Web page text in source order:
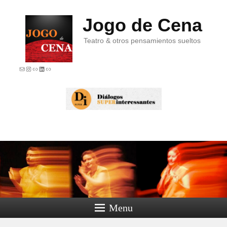
Jogo de Cena
Teatro & otros pensamientos sueltos
E-mailInstagram
LinkLinkedIn
Link
Menu